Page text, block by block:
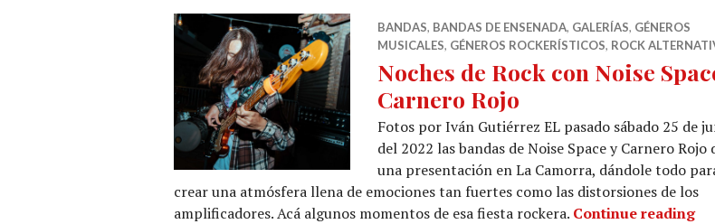
BANDAS, BANDAS DE ENSENADA, GALERÍAS, GÉNEROS
MUSICALES, GÉNEROS ROCKERÍSTICOS, ROCK
Noches de Rock con Noise
Carnero Rojo
Fotos por Iván Gutiérrez EL pasado sábado 25 de
del 2022 las bandas de Noise Space y Carnero Rojo
una presentación en La Camorra, dándole todo
crear una atmósfera llena de emociones tan fuertes como las distorsiones de los
amplificadores. Acá algunos momentos de esa fiesta rockera. Continue reading